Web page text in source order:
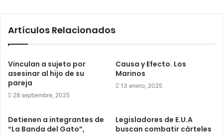
Artículos Relacionados
Vinculan a sujeto por
asesinar al hijo de su
pareja
28 septiembre, 2025
Causa y Efecto. Los
Marinos
13 enero, 2025
Detienen a integrantes de
“La Banda del Gato”,
Legisladores de E.U.A
buscan combatir cárteles